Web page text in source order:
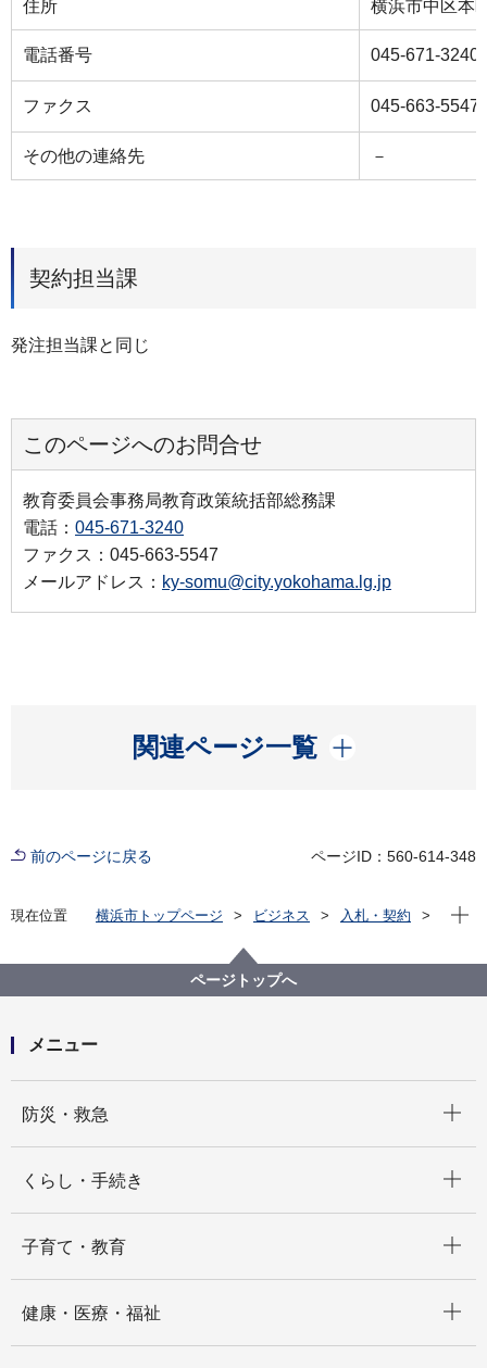
住所 横浜市中区本
電話番号 045-671-3240
ファクス 045-663-5547
その他の連絡先 －
契約担当課
発注担当課と同じ
このページへのお問合せ
教育委員会事務局教育政策統括部総務課
電話： 045-671-3240
ファクス：045-663-5547
メールアドレス： ky-somu@city.yokohama.lg.jp
関連ページ一覧
開く
前のページに戻る ページID：560-614-348
現在位置 横浜市トップページ ビジネス
入札・契約
【入札結果掲載】【公募型指名競争入札】令和３年
度 学校文書配送業務委託
現在
ページトップへ
メニュー
防災・救急
くらし・手続き
子育て・教育
健康・医療・福祉